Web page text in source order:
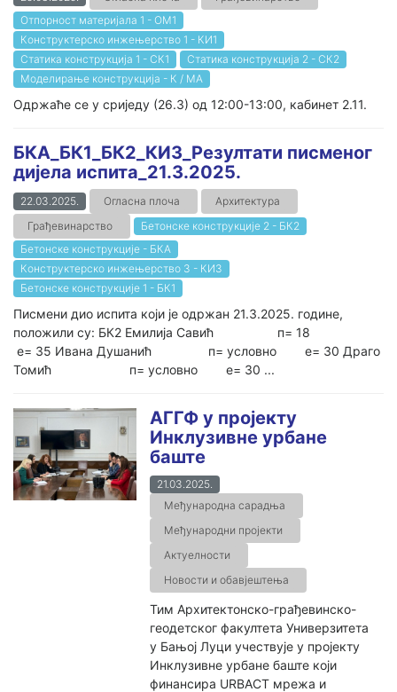
Отпорност материјала 1 - ОМ1
Конструктерско инжењерство 1 - КИ1
Статика конструкција 1 - СК1
Статика конструкција 2 - СК2
Моделирање конструкција - К / МА
Одржаће се у сриједу (26.3) од 12:00-13:00, кабинет 2.11.
БКА_БК1_БК2_КИ3_Резултати писменог
дијела испита_21.3.2025.
22.03.2025. Огласна плоча
Архитектура
Грађевинарство
Бетонске конструкције 2 - БК2
Бетонске конструкције - БКА
Конструктерско инжењерство 3 - КИ3
Бетонске конструкције 1 - БК1
Писмени дио испита који је одржан 21.3.2025. године,
положили су: БК2 Емилија Савић п= 18
е= 35 Ивана Душанић п= условно е= 30 Драго
Томић п= условно е= 30 ...
АГГФ у пројекту
Инклузивне урбане
баште
21.03.2025.
Међународна сарадња
Међународни пројекти
Актуелности
Новости и обавјештења
Тим Архитектонско-грађевинско-
геодетског факултета Универзитета
у Бањој Луци учествује у пројекту
Инклузивне урбане баште који
финансира URBACT мрежа и